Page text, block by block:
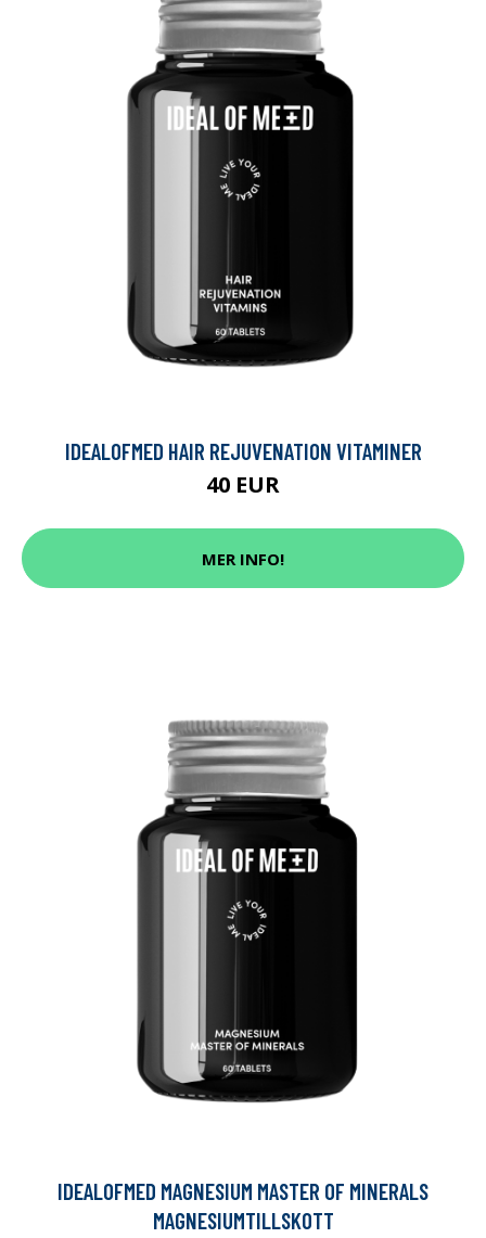
IDEALOFMED HAIR REJUVENATION VITAMINER
40 EUR
MER INFO!
IDEALOFMED MAGNESIUM MASTER OF MINERALS
MAGNESIUMTILLSKOTT